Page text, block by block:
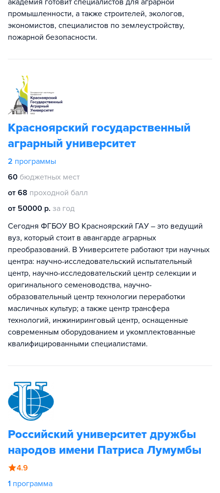
академия готовит специалистов для аграрной
промышленности, а также строителей, экологов,
экономистов, специалистов по землеустройству,
пожарной безопасности.
Красноярский государственный
аграрный университет
2 программы
60 бюджетных мест
от 68 проходной балл
от 50000 р. за год
Сегодня ФГБОУ ВО Красноярский ГАУ – это ведущий
вуз, который стоит в авангарде аграрных
преобразований. В Университете работают три научных
центра: научно-исследовательский испытательный
центр, научно-исследовательский центр селекции и
оригинального семеноводства, научно-
образовательный центр технологии переработки
масличных культур; а также центр трансфера
технологий, инжиниринговый центр, оснащенные
современным оборудованием и укомплектованные
квалифицированными специалистами.
Российский университет дружбы
народов имени Патриса Лумумбы
4.9
1 программа